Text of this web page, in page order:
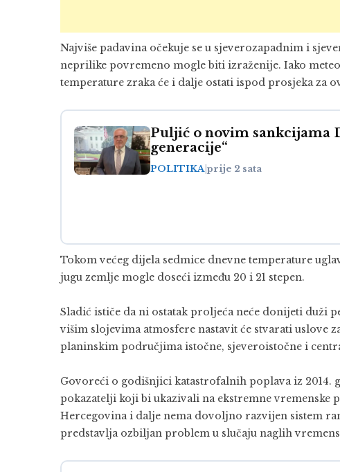
Najviše padavina očekuje se u sjeverozapadnim i
neprilike povremeno mogle biti izraženije. Iako
temperature zraka će i dalje ostati ispod prosjeka za
Puljić o novim sankcijama
generacije“
POLITIKAprije 2 sata
Tokom većeg dijela sedmice dnevne temperature
jugu zemlje mogle doseći između 20 i 21 stepen.
Sladić ističe da ni ostatak proljeća neće donijeti duži
višim slojevima atmosfere nastavit će stvarati uslove
planinskim područjima istočne, sjeveroistočne i
Govoreći o godišnjici katastrofalnih poplava iz 2014.
pokazatelji koji bi ukazivali na ekstremne vremenske
Hercegovina i dalje nema dovoljno razvijen sistem
predstavlja ozbiljan problem u slučaju naglih